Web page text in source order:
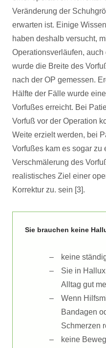
Veränderung der
erwarten ist. Einige
haben deshalb versucht,
Operationsverläufen,
wurde die Breite des
nach der OP gemessen.
Hälfte der Fälle wurde
Vorfußes erreicht. Bei
Vorfuß vor der Operation
Weite erzielt werden, bei
Vorfußes kam es sogar zu
Verschmälerung des
realistisches Ziel einer
Korrektur zu. sein [3].
Sie brauchen keine
keine
Sie in
Alltag gut
Wenn
Bandagen
Schmerzen
keine